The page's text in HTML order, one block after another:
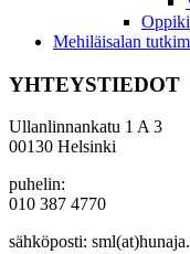
Mehiläisalan
YHTEYSTIEDOT
Ullanlinnankatu 1 A 3
00130 Helsinki
puhelin:
010 387 4770
sähköposti: